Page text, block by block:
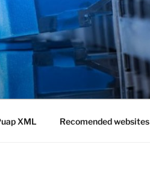
XML Recomended websites